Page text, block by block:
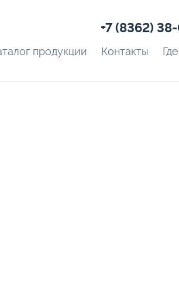
+7 (8362)
продукции Контакты